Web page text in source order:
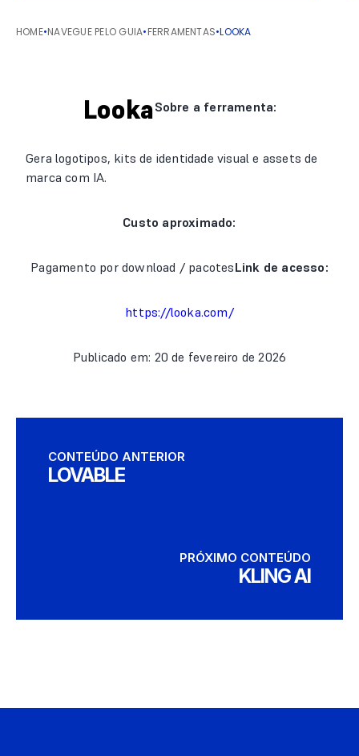
HOME•NAVEGUE PELO GUIA•FERRAMENTAS•LOOKA
LookaSobre a ferramenta:
Gera logotipos, kits de identidade visual e assets de
marca com IA.
Custo aproximado:
Pagamento por download / pacotesLink de acesso:
https://looka.com/
Publicado em: 20 de fevereiro de 2026
CONTEÚDO ANTERIOR
LOVABLE
PRÓXIMO CONTEÚDO
KLING AI